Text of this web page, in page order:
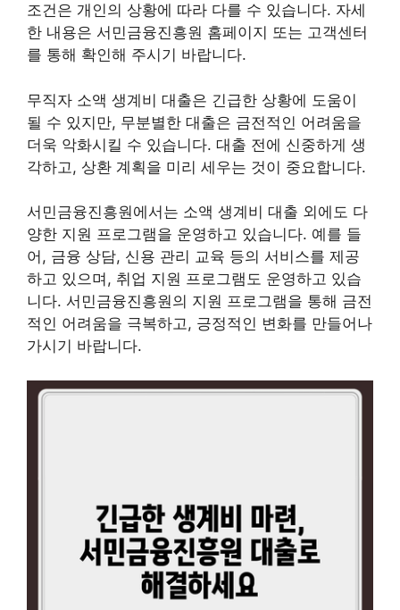
조건은 개인의 상황에 따라 다를 수 있습니다. 자세
한 내용은 서민금융진흥원 홈페이지 또는 고객센터
를 통해 확인해 주시기 바랍니다.
무직자 소액 생계비 대출은 긴급한 상황에 도움이
될 수 있지만, 무분별한 대출은 금전적인 어려움을
더욱 악화시킬 수 있습니다. 대출 전에 신중하게 생
각하고, 상환 계획을 미리 세우는 것이 중요합니다.
서민금융진흥원에서는 소액 생계비 대출 외에도 다
양한 지원 프로그램을 운영하고 있습니다. 예를 들
어, 금융 상담, 신용 관리 교육 등의 서비스를 제공
하고 있으며, 취업 지원 프로그램도 운영하고 있습
니다. 서민금융진흥원의 지원 프로그램을 통해 금전
적인 어려움을 극복하고, 긍정적인 변화를 만들어나
가시기 바랍니다.